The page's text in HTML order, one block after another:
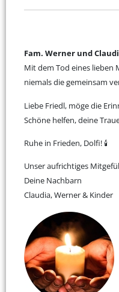
Fam. Werner und
Mit dem Tod eines lieben
niemals die gemeinsam
Liebe Friedl, möge die
Schöne helfen, deine
Ruhe in Frieden, Dolfi! 🕯️
Unser aufrichtiges
Deine Nachbarn
Claudia, Werner & Kinder